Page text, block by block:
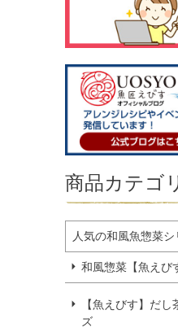
商品カテゴ
人気の和風魚惣菜シ
和風惣菜【魚えび
【魚えびす】だ
ズ